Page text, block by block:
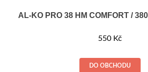
AL-KO PRO 38 HM COMFORT /
550 Kč
DO OBCHODU